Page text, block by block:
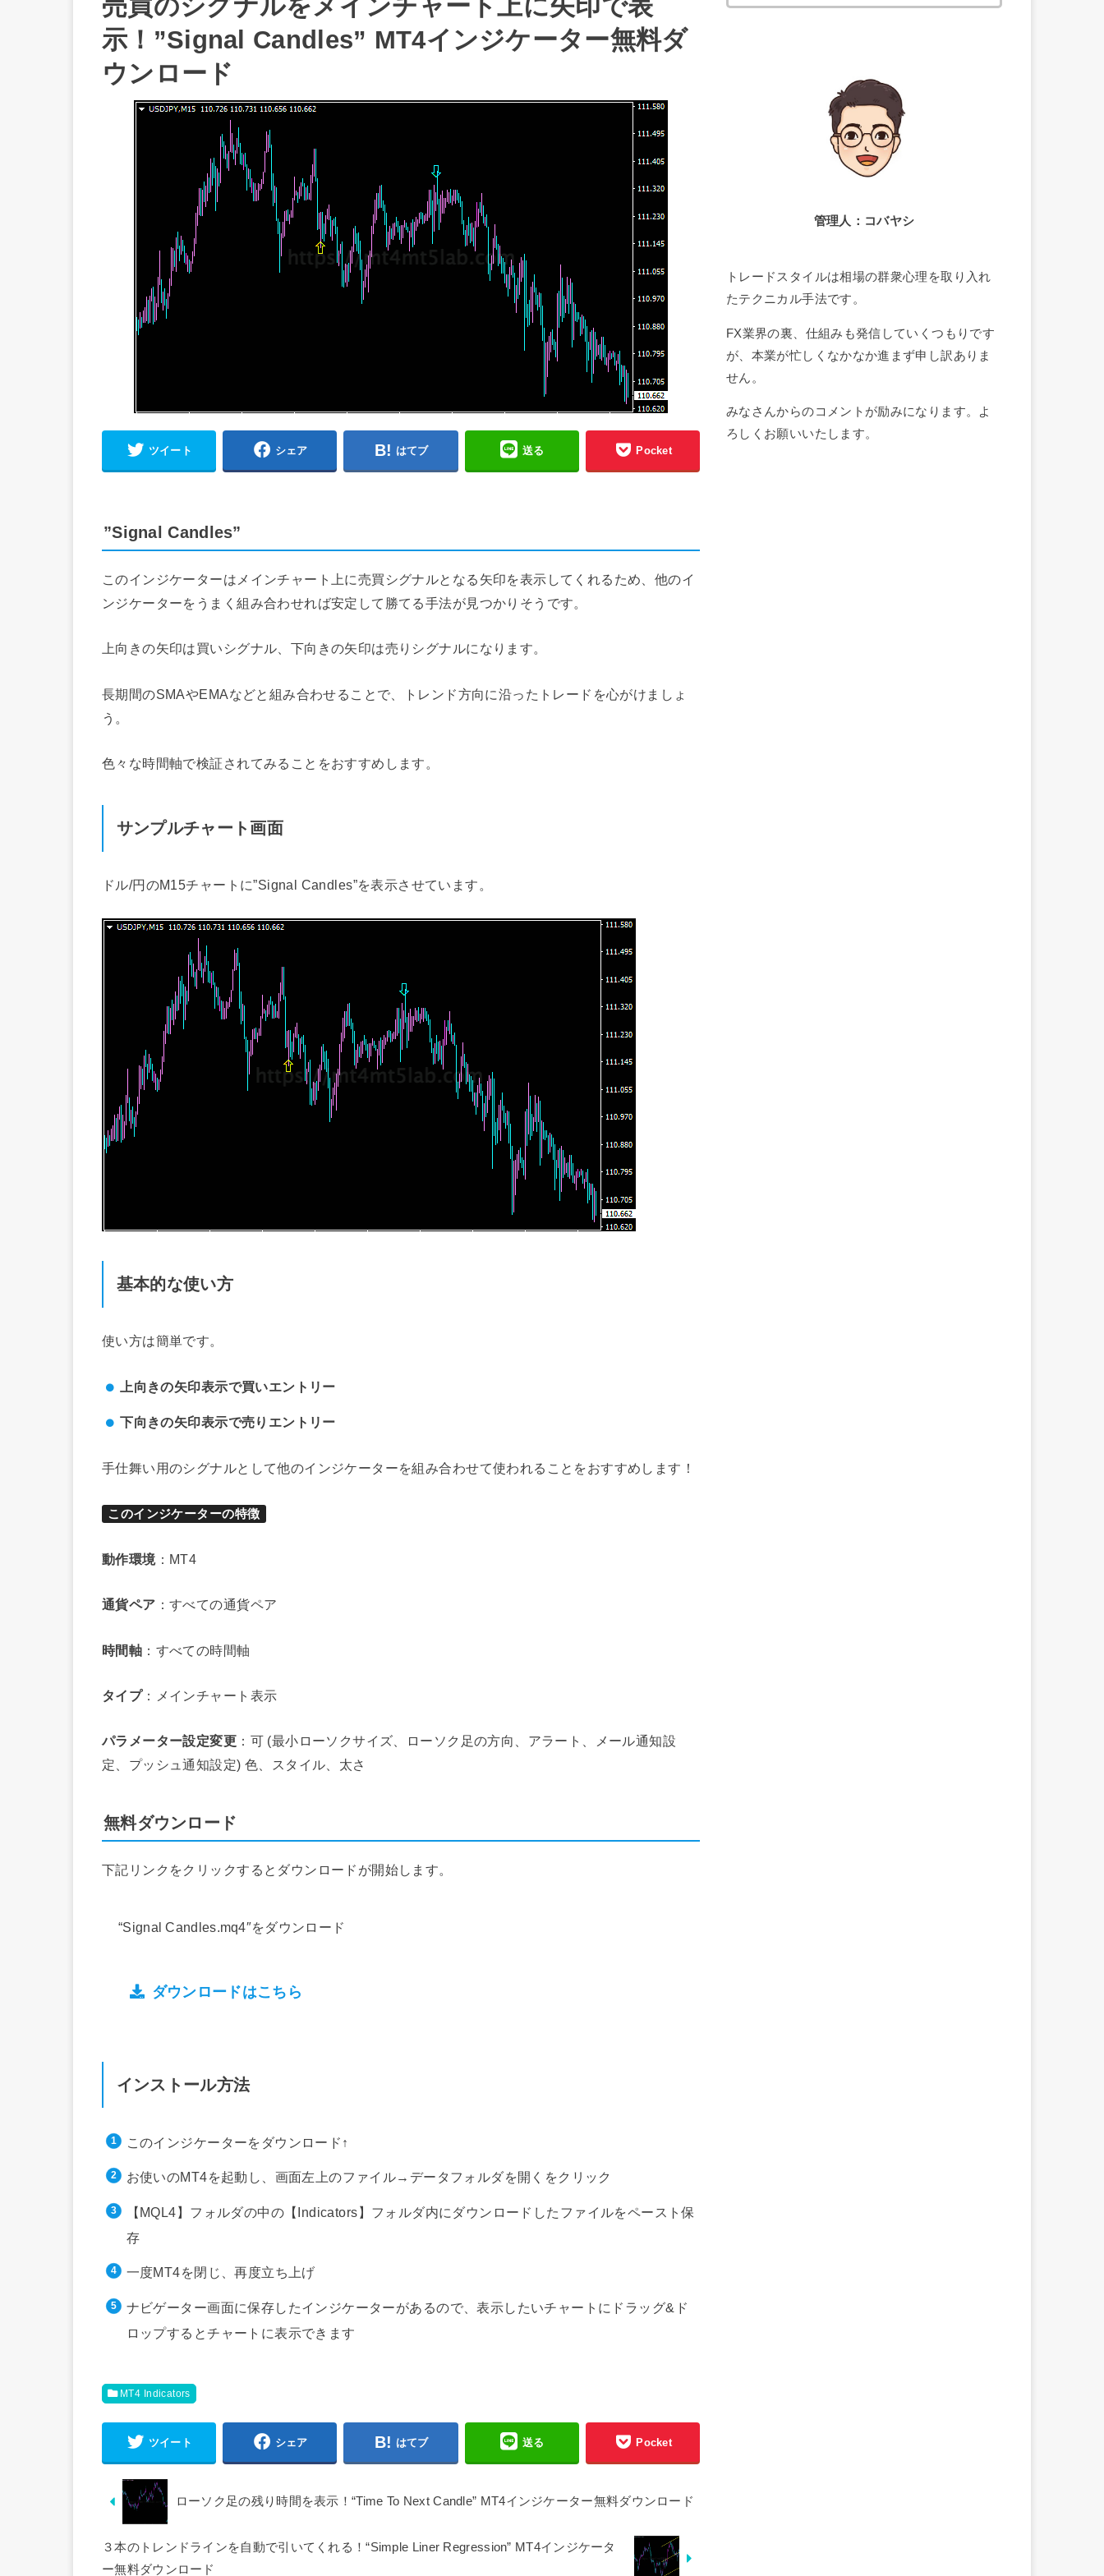
売買のシグナルをメインチャート上に矢印で表
示！”Signal Candles” MT4インジケーター無料ダ
ウンロード
ツイート シェア はてブ 送る Pocket
”Signal Candles”
このインジケーターはメインチャート上に売買シグナルとなる矢印を表示してくれるため、他のイ
ンジケーターをうまく組み合わせれば安定して勝てる手法が見つかりそうです。
上向きの矢印は買いシグナル、下向きの矢印は売りシグナルになります。
長期間のSMAやEMAなどと組み合わせることで、トレンド方向に沿ったトレードを心がけましょ
う。
色々な時間軸で検証されてみることをおすすめします。
サンプルチャート画面
ドル/円のM15チャートに”Signal Candles”を表示させています。
基本的な使い方
使い方は簡単です。
上向きの矢印表示で買いエントリー
下向きの矢印表示で売りエントリー
手仕舞い用のシグナルとして他のインジケーターを組み合わせて使われることをおすすめします！
このインジケーターの特徴
動作環境：MT4
通貨ペア ：すべての通貨ペア
時間軸 ：すべての時間軸
タイプ：メインチャート表示
パラメーター設定変更 ：可 (最小ローソクサイズ、ローソク足の方向、アラート、メール通知設
定、プッシュ通知設定) 色、スタイル、太さ
無料ダウンロード
下記リンクをクリックするとダウンロードが開始します。
“Signal Candles.mq4″をダウンロード
ダウンロードはこちら
インストール方法
このインジケーターをダウンロード↑
お使いのMT4を起動し、画面左上のファイル→データフォルダを開くをクリック
【MQL4】フォルダの中の【Indicators】フォルダ内にダウンロードしたファイルをペースト保
存
一度MT4を閉じ、再度立ち上げ
ナビゲーター画面に保存したインジケーターがあるので、表示したいチャートにドラッグ&ド
ロップするとチャートに表示できます
MT4 Indicators
ツイート シェア はてブ 送る Pocket
ローソク足の残り時間を表示！“Time To Next Candle” MT4インジケーター無料ダウンロード
３本のトレンドラインを自動で引いてくれる！“Simple Liner Regression” MT4インジケータ
ー無料ダウンロード
索:
管理人：コバヤシ
トレードスタイルは相場の群衆心理を取り入れ
たテクニカル手法です。
FX業界の裏、仕組みも発信していくつもりです
が、本業が忙しくなかなか進まず申し訳ありま
せん。
みなさんからのコメントが励みになります。よ
ろしくお願いいたします。